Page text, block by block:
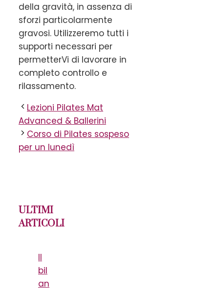
della gravità, in assenza di
sforzi particolarmente
gravosi. Utilizzeremo tutti i
supporti necessari per
permetterVi di lavorare in
completo controllo e
rilassamento.
Lezioni Pilates Mat
Advanced & Ballerini
Corso di Pilates sospeso
per un lunedì
ULTIMI
ARTICOLI
Il
bil
an